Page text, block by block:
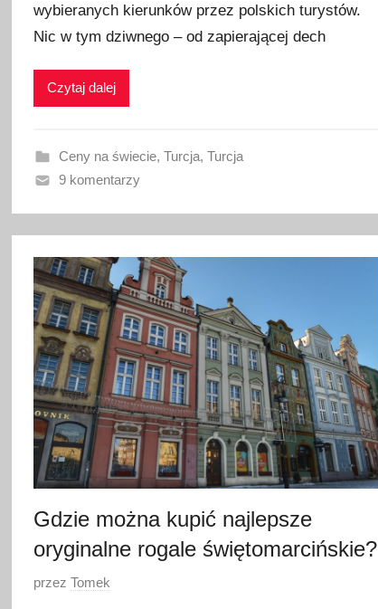
b
l
o
a
n
s
t
y
c
z
n
i
a
2
0
2
4
wybieranych kierunków przez polskich turystów.
Nic w tym dziwnego – od zapierającej dech
Czytaj dalej
Ceny na świecie, Turcja, Turcja
9 komentarzy
Gdzie można kupić najlepsze
oryginalne rogale świętomarcińskie?
O
przezTomek